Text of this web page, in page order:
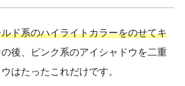
ド系のハイライトカラーをのせてキ
の後、ピンク系のアイシャドウを二重
はたったこれだけです。